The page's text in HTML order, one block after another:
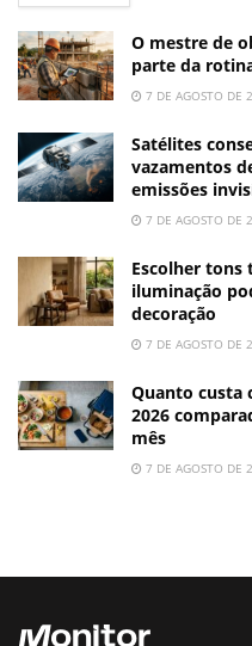
O mestre de
parte da
7 DE AGOSTO DE
Satélites
vazamentos
emissões
7 DE AGOSTO DE
Escolher tons
iluminação
decoração
7 DE AGOSTO DE
Quanto custa
2026
mês
7 DE AGOSTO DE